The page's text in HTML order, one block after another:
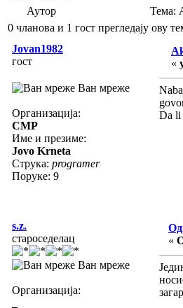
Аутор
Тема:
0 чланова и 1 гост прегледају ову
Jovan1982
гост
Ван мреже
Организација:
CMP
Име и презиме:
Jovo Krneta
Струка: programer
Поруке: 9
«
Da li
s.z.
староседелац
Ван мреже
Организација:
«